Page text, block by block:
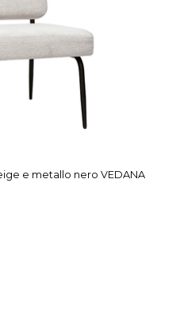
e metallo nero VEDANA